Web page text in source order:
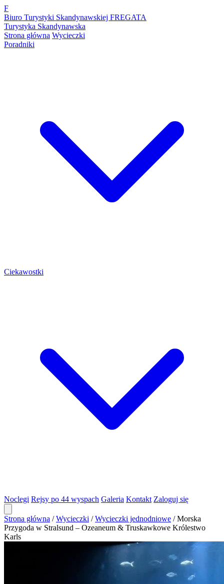
F
Biuro Turystyki Skandynawskiej FREGATA
Turystyka Skandynawska
Strona główna Wycieczki
Poradniki
Ciekawostki
Noclegi Rejsy po 44 wyspach Galeria Kontakt Zaloguj się
Strona główna / Wycieczki / Wycieczki jednodniowe / Morska
Przygoda w Stralsund – Ozeaneum & Truskawkowe Królestwo
Karls